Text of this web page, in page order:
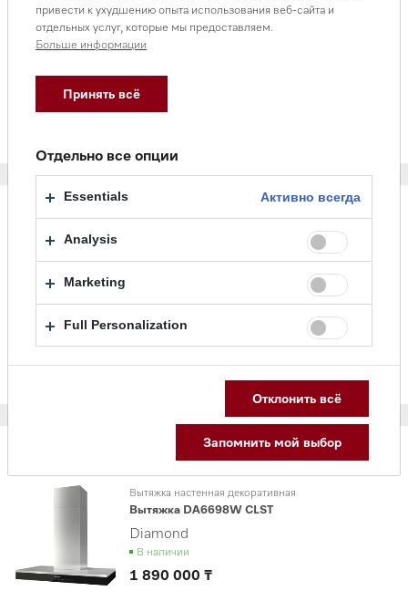
Вытяжка настенная декоративная
Аксессуары к электроплитам и духовым
шкафам
1 032 000 ₸
1 890 000 ₸
В корзину
Вытяжка настенная декоративная
Вытяжка DA6698W CLST
Diamond
1 890 000 ₸
В наличии
привести к ухудшению опыта использования веб-сайта и
отдельных услуг, которые мы предоставляем.
Больше информации
Принять всё
Отдельно все опции
Essentials Активно всегда
Analysis
Marketing
Full Personalization
Отклонить всё
Запомнить мой выбор